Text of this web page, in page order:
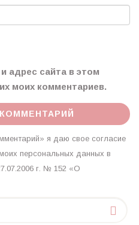
адрес сайта в этом
моих комментариев.
я даю свое согласие
персональных данных в
г. № 152 «О